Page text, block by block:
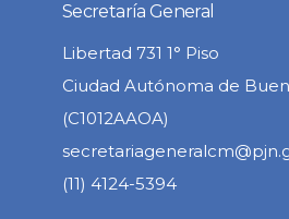
Secretaría General
Libertad 731 1° Piso
Ciudad Autónoma de
(C1012AAOA)
(11) 4124-5394